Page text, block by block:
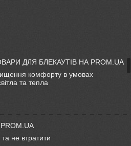
ДЛЯ БЛЕКАУТІВ НА PROM.UA
комфорту в умовах
та тепла
не втратити